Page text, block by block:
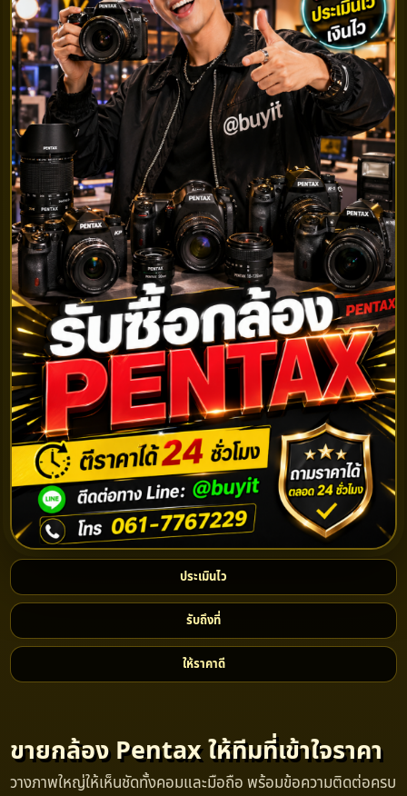
ประเมินไว
รับถึงที่
ให้ราคาดี
ขายกล้อง Pentax ให้ทีมที่เข้าใจราคา
วางภาพใหญ่ให้เห็นชัดทั้งคอมและมือถือ พร้อมข้อความติดต่อครบ